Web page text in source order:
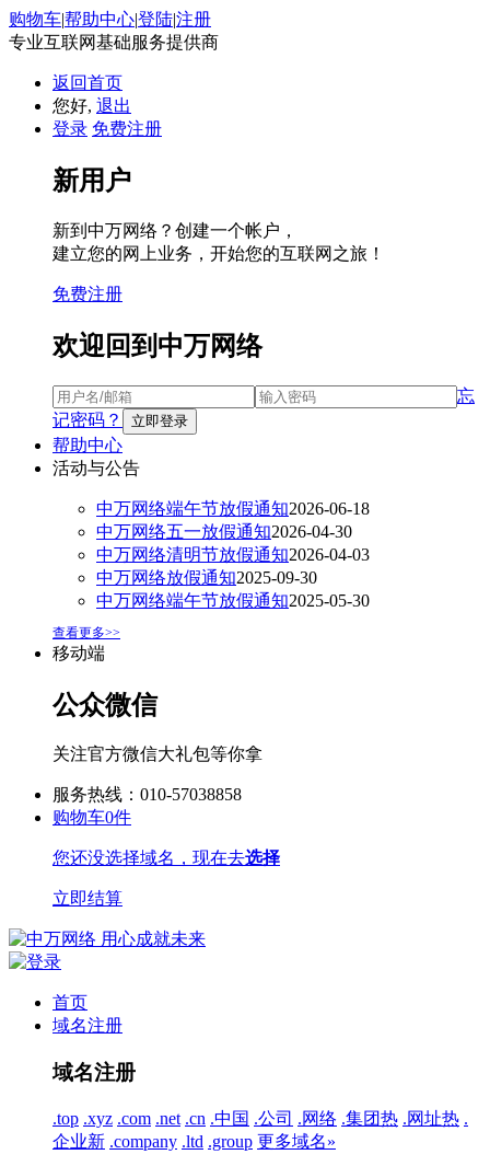
购物车|帮助中心|登陆|注册
专业互联网基础服务提供商
返回首页
您好, 退出
登录 免费注册
新用户
新到中万网络？创建一个帐户，
建立您的网上业务，开始您的互联网之旅！
免费注册
欢迎回到中万网络
忘
记密码？
帮助中心
活动与公告
中万网络端午节放假通知2026-06-18
中万网络五一放假通知2026-04-30
中万网络清明节放假通知2026-04-03
中万网络放假通知2025-09-30
中万网络端午节放假通知2025-05-30
查看更多>>
移动端
公众微信
关注官方微信大礼包等你拿
服务热线：010-57038858
购物车0件
您还没选择域名，现在去选择
立即结算
首页
域名注册
域名注册
.top .xyz .com .net .cn .中国 .公司 .网络 .集团热 .网址热 .
企业新 .company .ltd .group 更多域名»